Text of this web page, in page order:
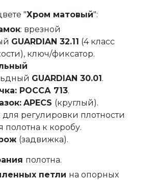
"Хром матовый":
: врезной
GUARDIAN 32.11 (4 класс
ключ/фиксатор.
GUARDIAN 30.01.
РОССА 713.
APECS (круглый).
для регулировки плотности
к коробу.
(задвижка).
полотна.
петли на опорных